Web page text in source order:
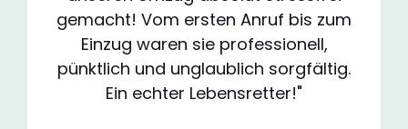
gemacht! Vom ersten Anruf bis zum
Einzug waren sie professionell,
pünktlich und unglaublich sorgfältig.
Ein echter Lebensretter!"